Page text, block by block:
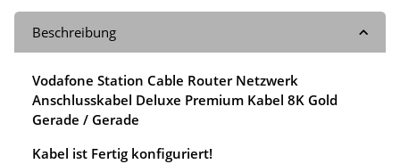
Beschreibung
Vodafone Station Cable Router Netzwerk
Anschlusskabel Deluxe Premium Kabel 8K Gold
Gerade / Gerade
Kabel ist Fertig konfiguriert!